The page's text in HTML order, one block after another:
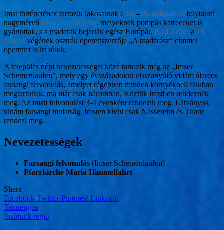
Imst történetéhez tartozik lakosainak a 16.–19. században folytatott
nagymérvű kanáritenyésztése, melyeknek pompás ketreceket is
gyártottak, s a madarak bejárták egész Európát, Karl Zeller a 19.
század végének osztrák operettszerzője „A madarász” címmel
operettet is írt róluk.
A település népi nevezetességei közé tartozik még az „Imser
Schemenlaufen”, mely egy évszázadokra visszanyúló vidám álarcos
farsangi felvonulás, amelyet régebben minden környékbeli faluban
megtartottak, ma már csak háromban, Köztük Imstben rendeznek
meg. Az imsti felvonulást 3-4 évenként rendezik meg. Látványos,
vidám farsangi mulatság. Imsten kívül csak Nassereith és Thaur
rendezi meg.
Nevezetességek
Farsangi felvonulás (Imser Schemenlaufen)
Pfarrkirche Mariä Himmelfahrt
Share
Facebook Twitter Pinterest Linkedin
Bejegyzés
navigáció
Tennengau
Insbruck régió